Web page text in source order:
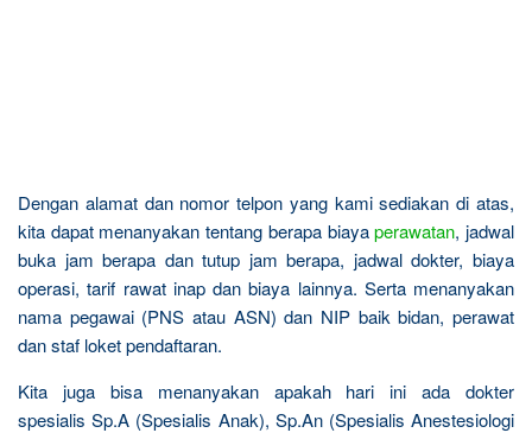
Dengan alamat dan nomor telpon yang kami sediakan di atas,
kita dapat menanyakan tentang berapa biayaperawatan, jadwal
buka jam berapa dan tutup jam berapa, jadwal dokter, biaya
operasi, tarif rawat inap dan biaya lainnya. Serta menanyakan
nama pegawai (PNS atau ASN) dan NIP baik bidan, perawat
dan staf loket pendaftaran.
Kita juga bisa menanyakan apakah hari ini ada dokter
spesialis Sp.A (Spesialis Anak), Sp.An (Spesialis Anestesiologi